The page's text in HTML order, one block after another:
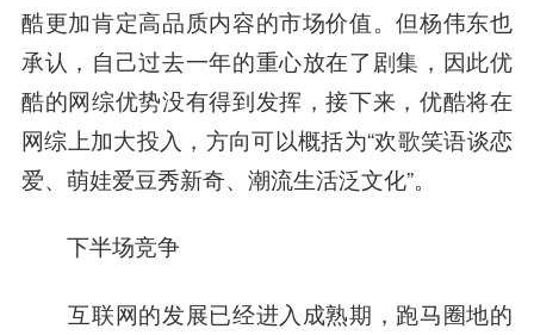
酷更加肯定高品质内容的市场价值。但杨伟东也
承认，自己过去一年的重心放在了剧集，因此优
酷的网综优势没有得到发挥，接下来，优酷将在
网综上加大投入，方向可以概括为“欢歌笑语谈恋
爱、萌娃爱豆秀新奇、潮流生活泛文化”。
下半场竞争
互联网的发展已经进入成熟期，跑马圈地的